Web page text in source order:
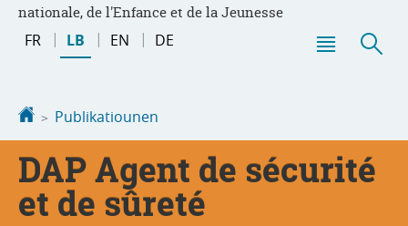
nationale, de l'Enfance et de la Jeunesse
Changer
FR LB EN DE
Startsäit
Publikatiounen
DAP Agent de sécurité
et de sûreté